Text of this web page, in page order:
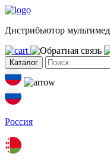
Дистрибьютор
Каталог
Россия